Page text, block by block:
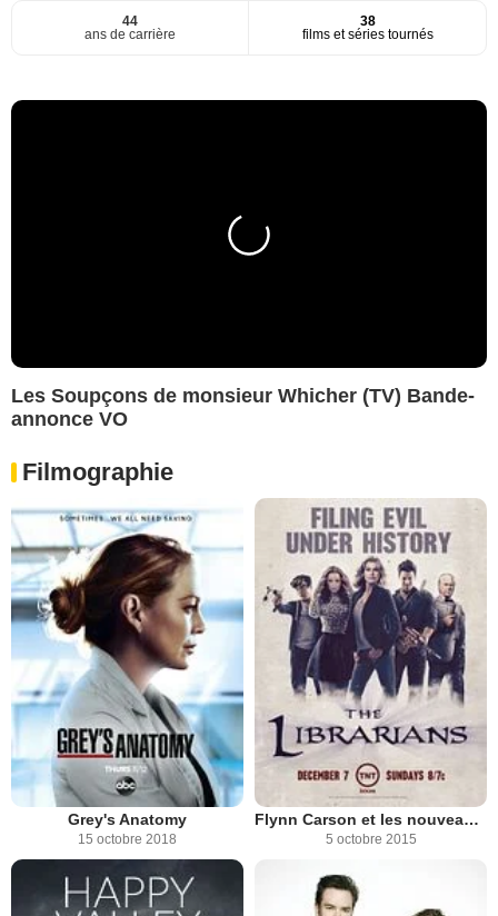
44
ans de carrière
38
films et séries tournés
Les Soupçons de monsieur Whicher (TV) Bande-
annonce VO
Filmographie
Grey's Anatomy
15 octobre 2018
Flynn Carson et les nouveaux aventuriers
5 octobre 2015